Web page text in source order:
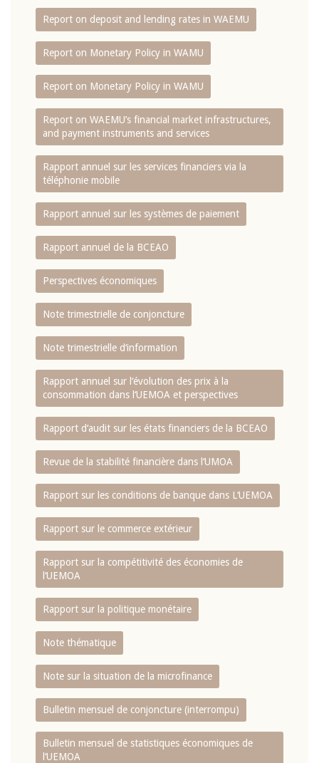
Report on deposit and lending rates in WAEMU
Report on Monetary Policy in WAMU
Report on Monetary Policy in WAMU
Report on WAEMU’s financial market infrastructures,
and payment instruments and services
Rapport annuel sur les services financiers via la
téléphonie mobile
Rapport annuel sur les systèmes de paiement
Rapport annuel de la BCEAO
Perspectives économiques
Note trimestrielle de conjoncture
Note trimestrielle d‘information
Rapport annuel sur l‘évolution des prix à la
consommation dans l‘UEMOA et perspectives
Rapport d‘audit sur les états financiers de la BCEAO
Revue de la stabilité financière dans l‘UMOA
Rapport sur les conditions de banque dans L‘UEMOA
Rapport sur le commerce extérieur
Rapport sur la compétitivité des économies de
l‘UEMOA
Rapport sur la politique monétaire
Note thématique
Note sur la situation de la microfinance
Bulletin mensuel de conjoncture (interrompu)
Bulletin mensuel de statistiques économiques de
l‘UEMOA